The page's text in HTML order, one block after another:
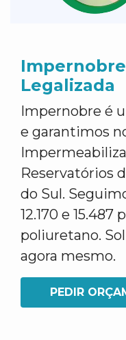
Legalizada
Impernobre é
e garantimos
Reservatórios
do Sul.
12.170 e 15.487
poliuretano.
agora mesmo.
PEDIR